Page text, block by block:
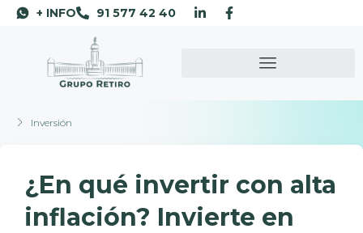
+ INFO 91 577 42 40
Inversión
¿En qué invertir con alta
inflación? Invierte en